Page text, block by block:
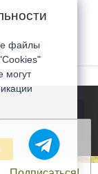
файлы
могут